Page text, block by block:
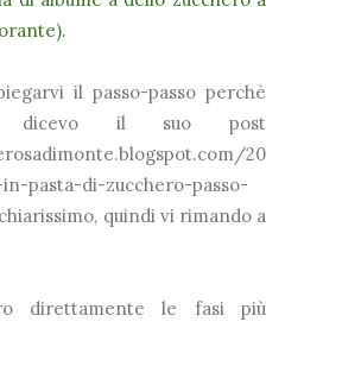
il passo-passo perchè
dicevo il suo post
20
pasta-di-zucchero-passo-
quindi vi rimando a
direttamente le fasi più